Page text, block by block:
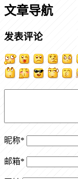
文章导航
发表评论
昵称*
邮箱*